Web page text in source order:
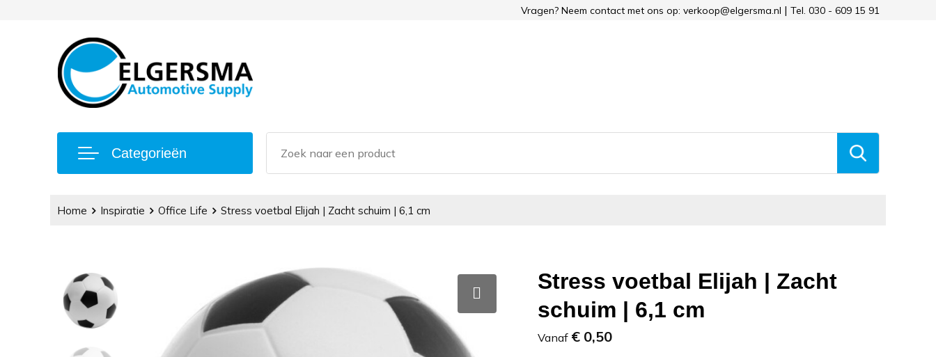
Vragen? Neem contact met ons op: verkoop@elgersma.nl Tel. 030 - 609 15 91
Categorieën
Home Inspiratie Office Life Stress voetbal Elijah | Zacht schuim | 6,1 cm
Stress voetbal Elijah | Zacht
schuim | 6,1 cm
Vanaf € 0,50